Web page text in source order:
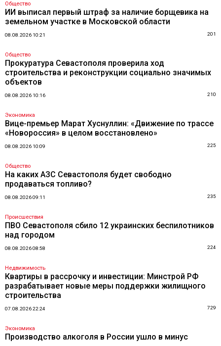
Общество
ИИ выписал первый штраф за наличие борщевика на
земельном участке в Московской области
08.08.2026 10:21 201
Общество
Прокуратура Севастополя проверила ход
строительства и реконструкции социально значимых
объектов
08.08.2026 10:16 210
Экономика
Вице-премьер Марат Хуснуллин: «Движение по трассе
«Новороссия» в целом восстановлено»
08.08.2026 10:09 225
Общество
На каких АЗС Севастополя будет свободно
продаваться топливо?
08.08.2026 09:11 235
Происшествия
ПВО Севастополя сбило 12 украинских беспилотников
над городом
08.08.2026 08:58 224
Недвижимость
Квартиры в рассрочку и инвестиции: Минстрой РФ
разрабатывает новые меры поддержки жилищного
строительства
07.08.2026 22:24 729
Экономика
Производство алкоголя в России ушло в минус